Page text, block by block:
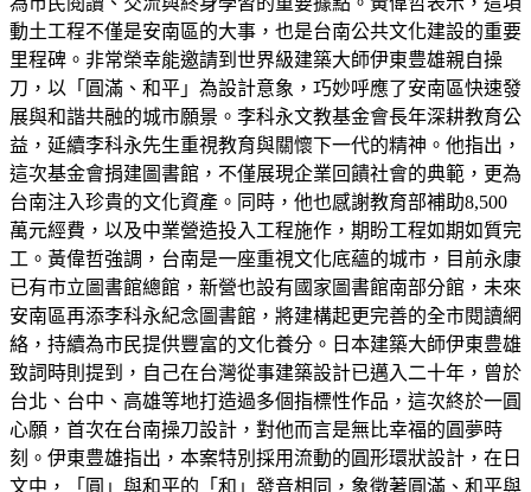
動土工程不僅是安南區的大事，也是台南公共文化建設的重要
里程碑。非常榮幸能邀請到世界級建築大師伊東豊雄親自操
刀，以「圓滿、和平」為設計意象，巧妙呼應了安南區快速發
展與和諧共融的城市願景。李科永文教基金會長年深耕教育公
益，延續李科永先生重視教育與關懷下一代的精神。他指出，
這次基金會捐建圖書館，不僅展現企業回饋社會的典範，更為
台南注入珍貴的文化資產。同時，他也感謝教育部補助8,500
萬元經費，以及中業營造投入工程施作，期盼工程如期如質完
工。黃偉哲強調，台南是一座重視文化底蘊的城市，目前永康
已有市立圖書館總館，新營也設有國家圖書館南部分館，未來
安南區再添李科永紀念圖書館，將建構起更完善的全市閱讀網
絡，持續為市民提供豐富的文化養分。日本建築大師伊東豊雄
致詞時則提到，自己在台灣從事建築設計已邁入二十年，曾於
台北、台中、高雄等地打造過多個指標性作品，這次終於一圓
心願，首次在台南操刀設計，對他而言是無比幸福的圓夢時
刻。伊東豊雄指出，本案特別採用流動的圓形環狀設計，在日
文中，「圓」與和平的「和」發音相同，象徵著圓滿、和平與